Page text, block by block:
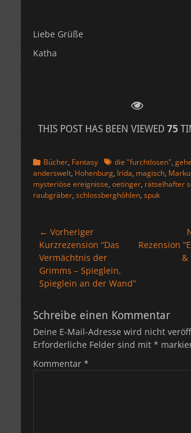
Liebe Grüße
Katha
THIS POST HAS BEEN VIEWED 75
Kategorien
Bücher, Fantasy Schlagworte
die "furchtlosen",
anderswelt, Hohenburg, Irida, magisch,
mysteriöse ereignisse, oetinger, rätselhafter
raubgräber, schlossberghöhlen, spuk
Beitragsnavigation
← Vorheriger
Vorheriger
Beitrag:
Kurzrezension “Das
Vermächtnis der
Grimms – Spieglein,
Spieglein an der Wand”
Nächster
Rezension
&
Schreibe einen Kommentar
Deine E-Mail-Adresse wird nicht
Erforderliche Felder sind mit *
Kommentar *